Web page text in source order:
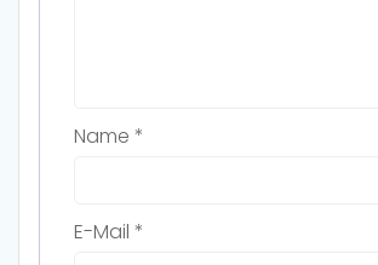
Name *
E-Mail *